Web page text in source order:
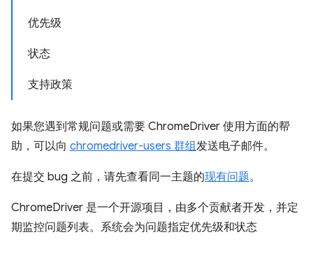
优先级
状态
支持政策
如果您遇到常规问题或需要 ChromeDriver 使用方面的帮
助，可以向 chromedriver-users 群组发送电子邮件。
在提交 bug 之前，请先查看同一主题的现有问题。
ChromeDriver 是一个开源项目，由多个贡献者开发，并定
期监控问题列表。系统会为问题指定优先级和状态